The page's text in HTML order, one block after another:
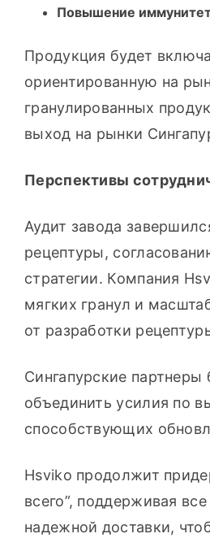
Повышение
Продукция будет
ориентированную на
гранулированных
выход на рынки
Перспективы
Аудит завода
рецептуры,
стратегии. Компания
мягких гранул и
от разработки
Сингапурские
объединить усилия по
способствующих
Hsviko продолжит
всего”, поддерживая
надежной доставки,